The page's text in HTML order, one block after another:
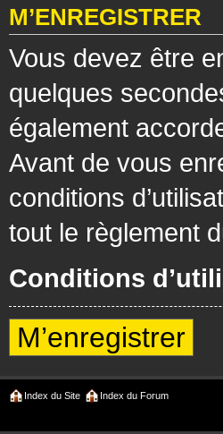
M’ENREGISTRER
Vous devez être
quelques
également
Avant de vous
conditions
tout le règlement
Conditions
M’enregistrer
Index du Site Index du Forum